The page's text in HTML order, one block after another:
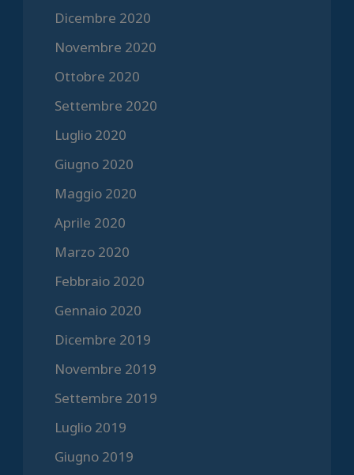
Dicembre 2020
Novembre 2020
Ottobre 2020
Settembre 2020
Luglio 2020
Giugno 2020
Maggio 2020
Aprile 2020
Marzo 2020
Febbraio 2020
Gennaio 2020
Dicembre 2019
Novembre 2019
Settembre 2019
Luglio 2019
Giugno 2019